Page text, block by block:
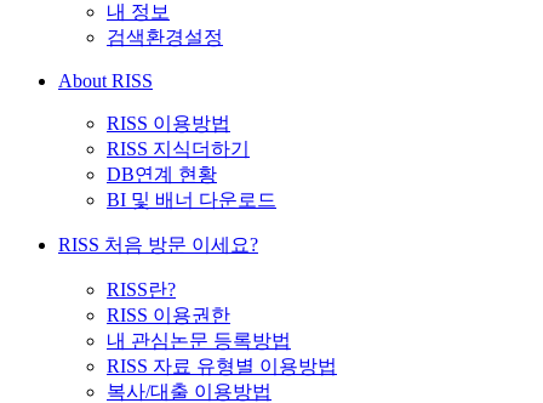
내 정보
검색환경설정
About RISS
RISS 이용방법
RISS 지식더하기
DB연계 현황
BI 및 배너 다운로드
RISS 처음 방문 이세요?
RISS란?
RISS 이용권한
내 관심논문 등록방법
RISS 자료 유형별 이용방법
복사/대출 이용방법